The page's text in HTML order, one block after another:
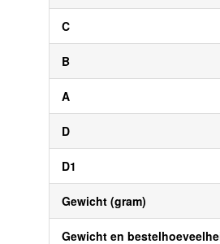
C
B
A
D
D1
Gewicht (gram)
Gewicht en